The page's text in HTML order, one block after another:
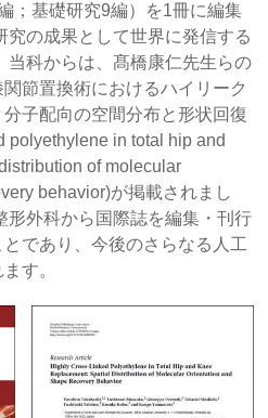
；基礎研究9編）を1冊に編集
究の成果として世界に発信する
当科からは、髙橋康仁先生らの
節置換術におけるハイリーク
子配向の空間分布と形状回復
polyethylene in total hip and
of molecular
behavior)が掲載されまし
形外科から国際誌を編集・刊行
であり、今後のさらなる人工
す。